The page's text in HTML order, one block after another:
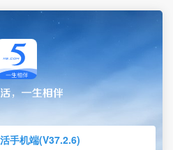
手机端(V37.2.6)